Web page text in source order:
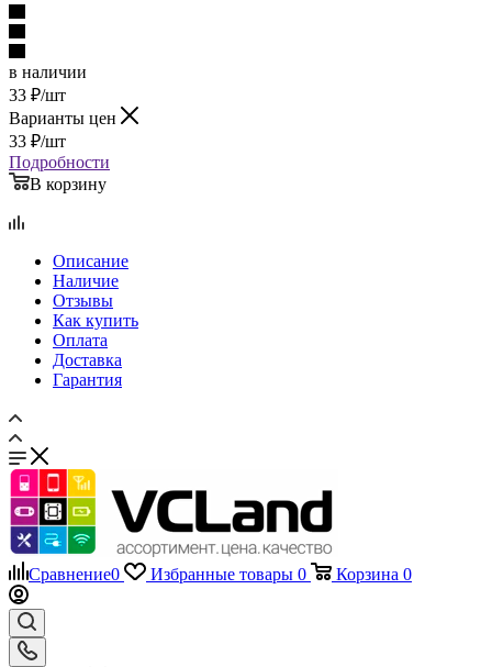
в наличии
33 ₽/шт
Варианты цен
33 ₽/шт
Подробности
В корзину
Описание
Наличие
Отзывы
Как купить
Оплата
Доставка
Гарантия
Сравнение0 Избранные товары 0 Корзина 0